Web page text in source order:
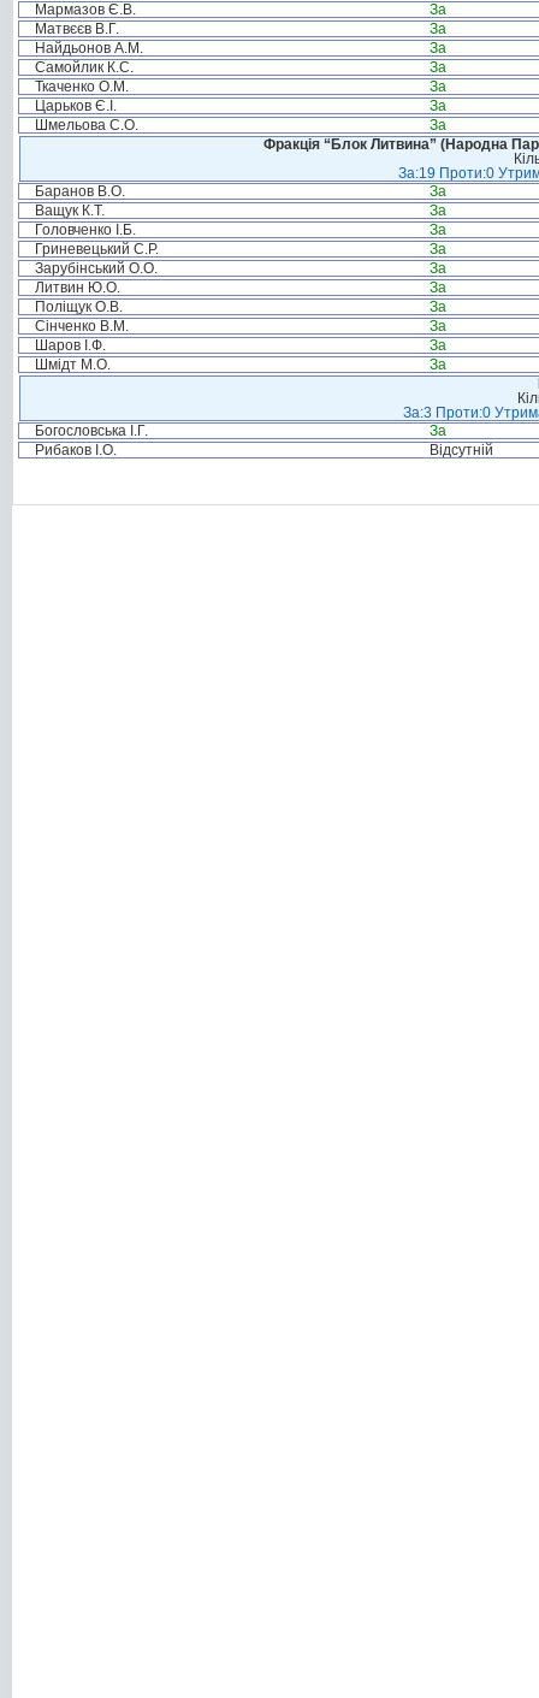
Мармазов Є.В.
За
Матвєєв В.Г.
За
Найдьонов А.М.
За
Самойлик К.С.
За
Ткаченко О.М.
За
Царьков Є.І.
За
Шмельова С.О.
За
Фракція “Блок Литвина” (Народна
За:19 Проти:0
Баранов В.О.
За
Ващук К.Т.
За
Головченко І.Б.
За
Гриневецький С.Р.
За
Зарубінський О.О.
За
Литвин Ю.О.
За
Поліщук О.В.
За
Сінченко В.М.
За
Шаров І.Ф.
За
Шмідт М.О.
За
За:3 Проти:0
Богословська І.Г.
За
Рибаков І.О.
Відсутній